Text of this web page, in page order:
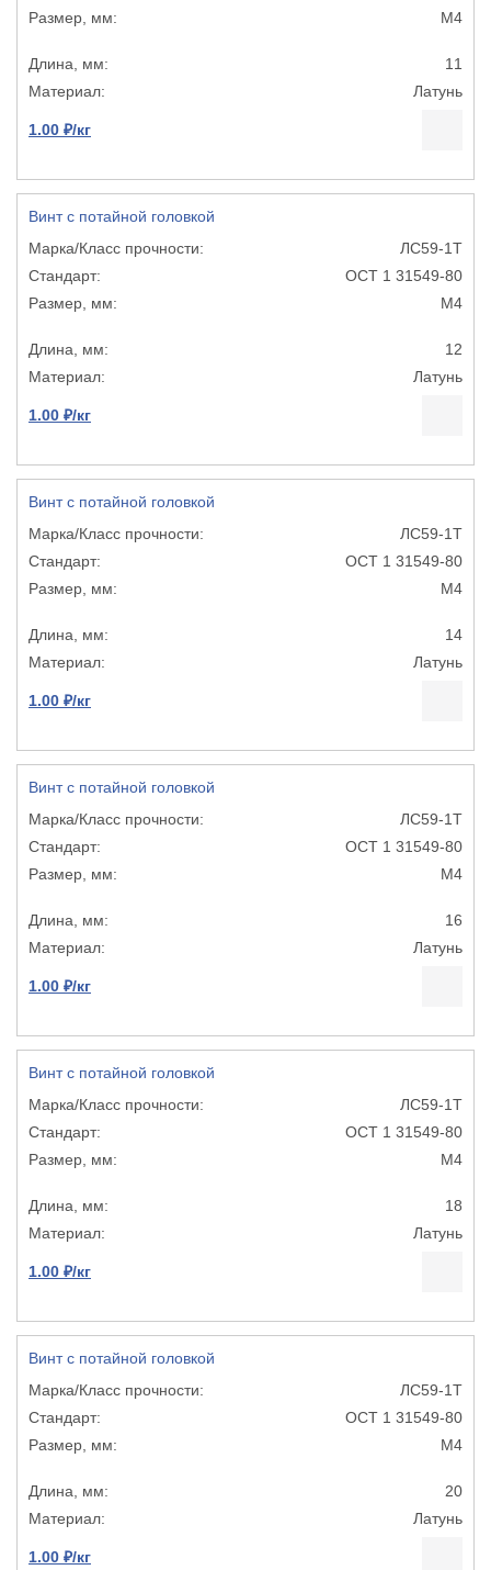
М4
11
Латунь
1.00 ₽/кг
Винт с потайной головкой
ЛС59-1Т
ОСТ 1 31549-80
М4
12
Латунь
1.00 ₽/кг
Винт с потайной головкой
ЛС59-1Т
ОСТ 1 31549-80
М4
14
Латунь
1.00 ₽/кг
Винт с потайной головкой
ЛС59-1Т
ОСТ 1 31549-80
М4
16
Латунь
1.00 ₽/кг
Винт с потайной головкой
ЛС59-1Т
ОСТ 1 31549-80
М4
18
Латунь
1.00 ₽/кг
Винт с потайной головкой
ЛС59-1Т
ОСТ 1 31549-80
М4
20
Латунь
1.00 ₽/кг